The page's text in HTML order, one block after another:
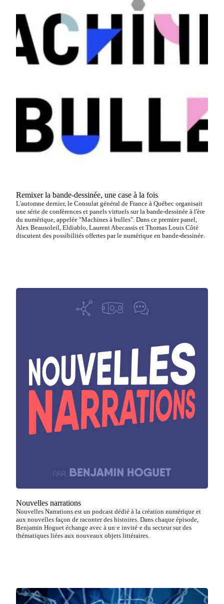
Remixer la bande-dessinée, une case à la fois
L'automne dernier, le Consulat général de France à Québec organisait
une série de conférences et panels virtuels sur la bande-dessinée à l'ère
du numérique, appelée "Machines à bulles". Dans ce premier panel,
Alex Beausoleil, Eldiablo, Laurent Abecassis et Thomas Louis Côté
discutent des possibilités offertes par le numérique en bande-dessinée.
Nouvelles narrations
Nouvelles Narrations est un podcast dédié à la création numérique et
aux nouvelles façon de raconter des histoires. Dans chaque épisode,
Benjamin Hoguet échange avec à un·e invité·e du secteur sur des
thématiques liées aux nouveaux objets littéraires.